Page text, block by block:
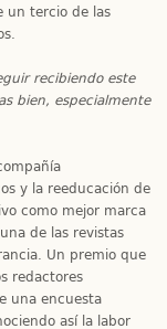
un tercio de las
recibiendo este
bien, especialmente
y la reeducación de
como mejor marca
de las revistas
Un premio que
redactores
una encuesta
así la labor